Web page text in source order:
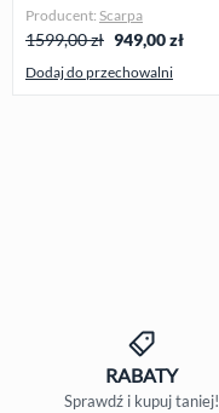
Producent: Scarpa
1599,00 zł 949,00zł
Dodaj do przechowalni
RABATY
Sprawdź i kupuj taniej!